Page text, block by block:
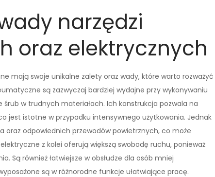
narzędzi
oraz elektrycznych
mają swoje unikalne zalety oraz wady, które warto rozważyć
są zazwyczaj bardziej wydajne przy wykonywaniu
w trudnych materiałach. Ich konstrukcja pozwala na
jest istotne w przypadku intensywnego użytkowania. Jednak
oraz odpowiednich przewodów powietrznych, co może
z kolei oferują większą swobodę ruchu, ponieważ
Są również łatwiejsze w obsłudze dla osób mniej
są w różnorodne funkcje ułatwiające pracę.